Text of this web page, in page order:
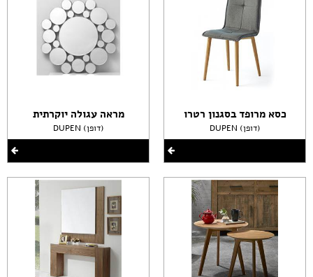
כסא מרופד בסגנון רטרו
DUPEN (דופן)
מראה עגולה יוקרתית
DUPEN (דופן)